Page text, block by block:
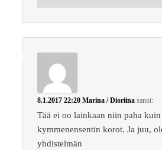
8.1.2017 22:20 Marina / Dioriina sanoi:
Tää ei oo lainkaan niin paha
kymmenensentin korot. Ja juu,
yhdistelmän